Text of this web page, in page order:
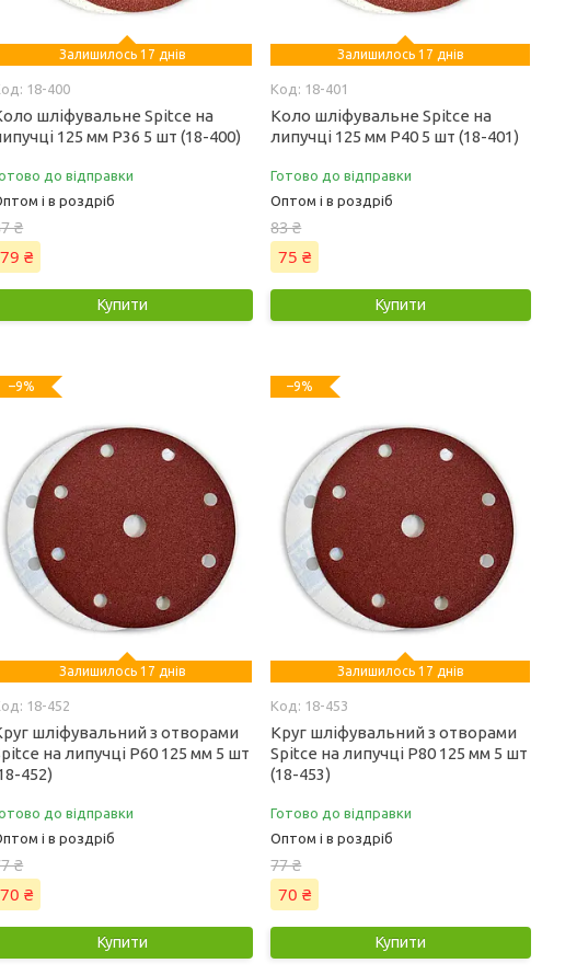
Залишилось 17 днів
18-400
шліфувальне Spitce на
125 мм Р36 5 шт (18-400)
до відправки
і в роздріб
₴
79 ₴
Купити
Залишилось 17 днів
18-401
Коло шліфувальне Spitce на
липучці 125 мм Р40 5 шт (18-401)
Готово до відправки
Оптом і в роздріб
83 ₴
75 ₴
Купити
–9%
Залишилось 17 днів
18-452
шліфувальний з отворами
на липучці Р60 125 мм 5 шт
452)
до відправки
і в роздріб
₴
70 ₴
Купити
–9%
Залишилось 17 днів
18-453
Круг шліфувальний з отворами
Spitce на липучці Р80 125 мм 5 шт
(18-453)
Готово до відправки
Оптом і в роздріб
77 ₴
70 ₴
Купити